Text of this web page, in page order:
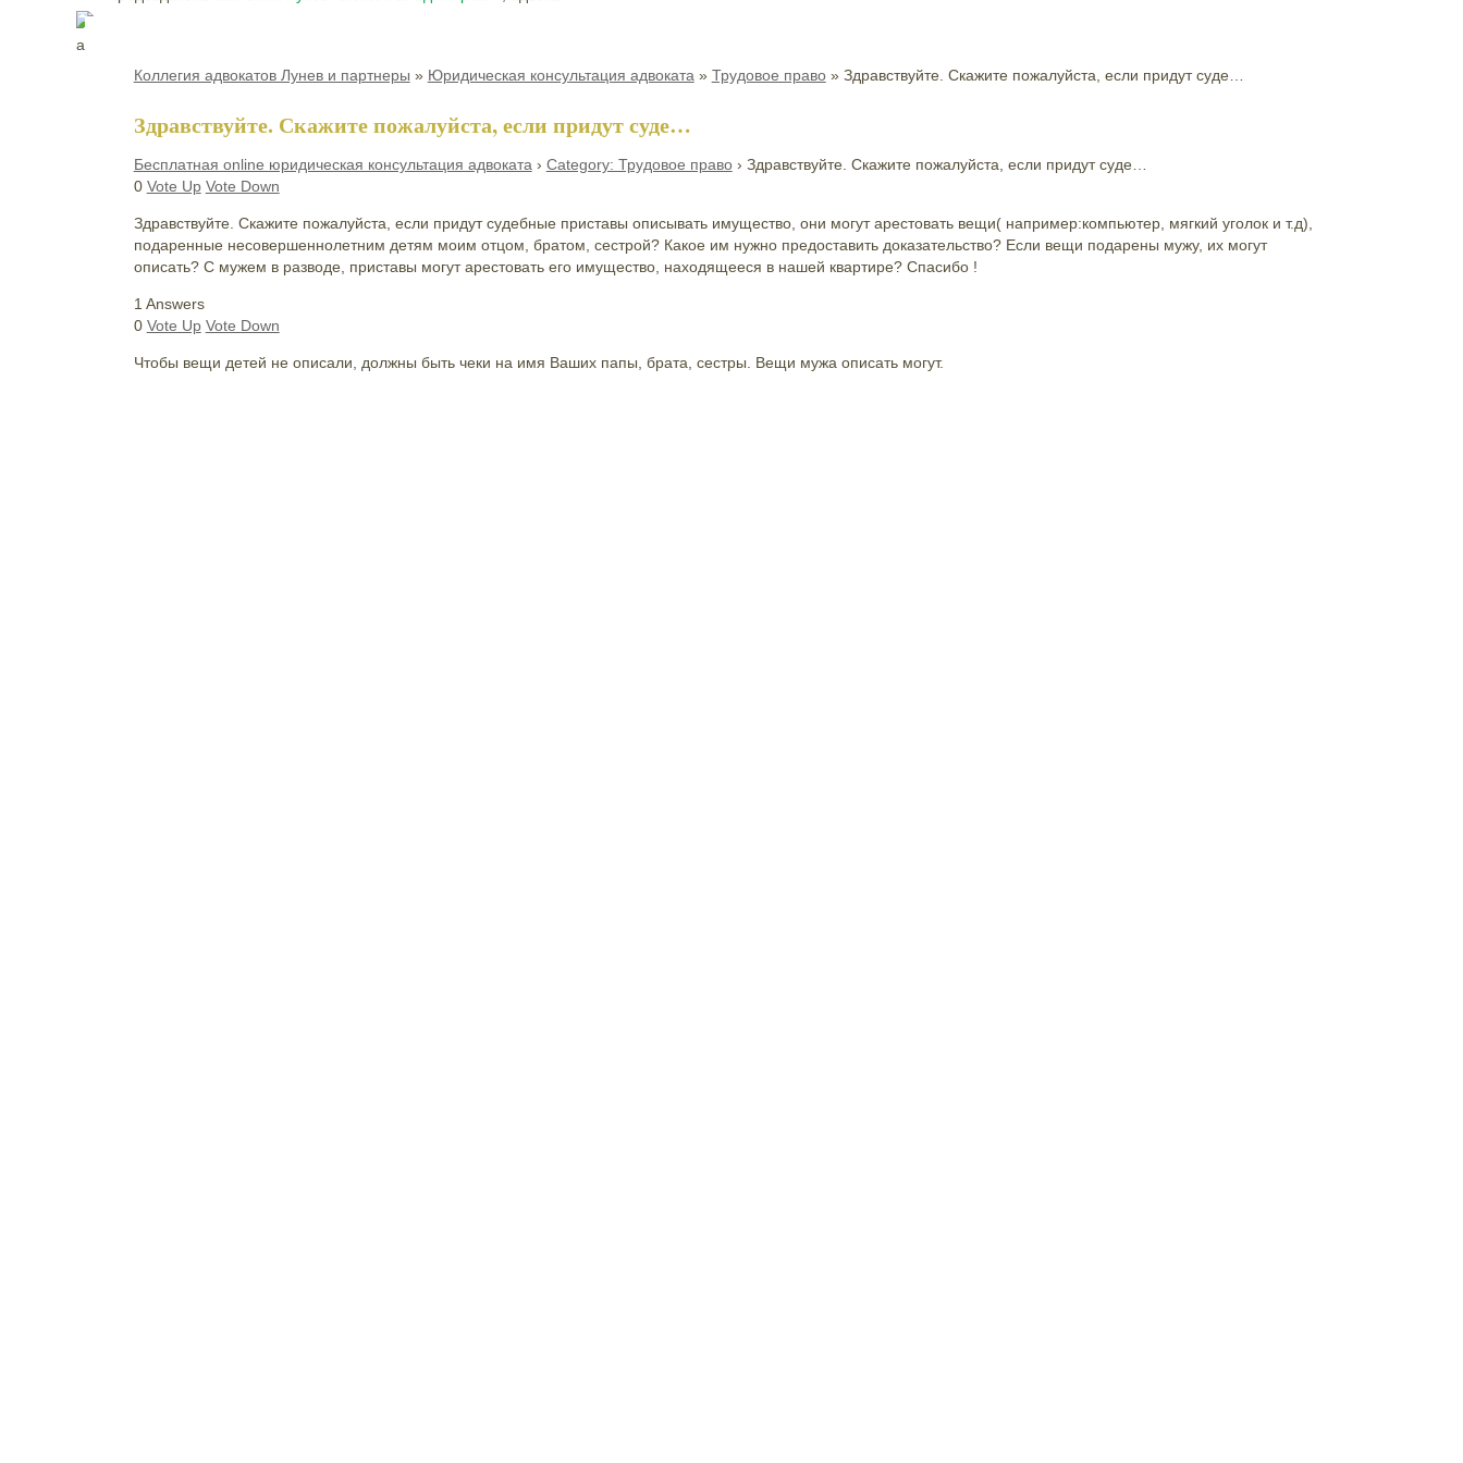
Коллегия адвокатов Лунев и партнеры » Юридическая консультация адвоката » Трудовое право» Здравствуйте. Скажите пожалуйста, если придут суде…
Здравствуйте. Скажите пожалуйста, если придут суде…
Бесплатная online юридическая консультация адвоката › Category: Трудовое право› Здравствуйте. Скажите пожалуйста, если придут суде…
0 Vote Up Vote Down
Здравствуйте. Скажите пожалуйста, если придут судебные приставы описывать имущество, они могут арестовать вещи( например:компьютер, мягкий уголок и т.д),
подаренные несовершеннолетним детям моим отцом, братом, сестрой? Какое им нужно предоставить доказательство? Если вещи подарены мужу, их могут
описать? С мужем в разводе, приставы могут арестовать его имущество, находящееся в нашей квартире? Спасибо !
1 Answers
0 Vote Up Vote Down
Чтобы вещи детей не описали, должны быть чеки на имя Ваших папы, брата, сестры. Вещи мужа описать могут.